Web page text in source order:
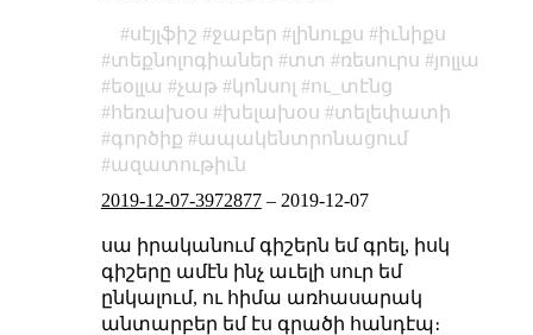
սէյլֆիշ ջաբեր լինուքս
իւնիքս
տեքնոլոգիաներ
տտ ռեսուրս
յոլլա
եօլլա
չաթ կոնսոլ
ու_տէնց
հեռախօս
խելախօս
տելեփատի
գործիք
ապակենտրոնացում
ազատութիւն
2019-12-07-3972877– 2019-12-07
սա իրականում գիշերն եմ գրել, իսկ
գիշերը ամէն ինչ աւելի սուր եմ
ընկալում, ու հիմա առհասարակ
անտարբեր եմ էս գրածի հանդէպ։